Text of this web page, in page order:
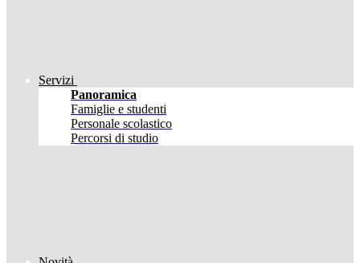
Servizi
Panoramica
Famiglie e studenti
Personale scolastico
Percorsi di studio